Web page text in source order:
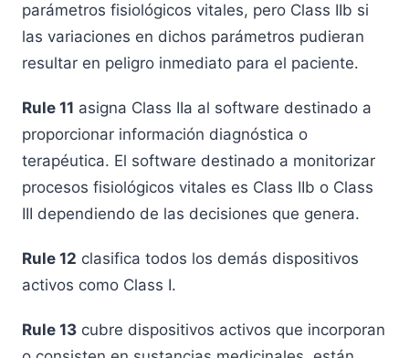
parámetros fisiológicos vitales, pero Class IIb si
las variaciones en dichos parámetros pudieran
resultar en peligro inmediato para el paciente.
Rule 11 asigna Class IIa al software destinado a
proporcionar información diagnóstica o
terapéutica. El software destinado a monitorizar
procesos fisiológicos vitales es Class IIb o Class
III dependiendo de las decisiones que genera.
Rule 12 clasifica todos los demás dispositivos
activos como Class I.
Rule 13 cubre dispositivos activos que incorporan